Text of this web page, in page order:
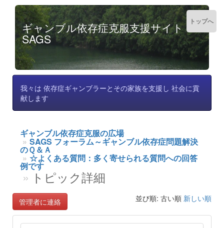
ギャンブル依存症克服支援サイト
SAGS
我々は 依存症ギャンブラーとその家族を支援し 社会に貢
献します
ギャンブル依存症克服の広場
SAGS フォーラム～ギャンブル依存症問題解決
のＱ＆Ａ
☆よくある質問：多く寄せられる質問への回答
例です
トピック詳細
管理者に連絡 並び順: 古い順 新しい順
トップへ